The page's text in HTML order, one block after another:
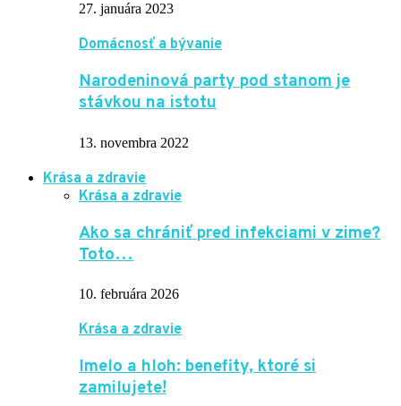
27. januára 2023
Domácnosť a bývanie
Narodeninová party pod stanom je
stávkou na istotu
13. novembra 2022
Krása a zdravie
Krása a zdravie
Ako sa chrániť pred infekciami v zime?
Toto…
10. februára 2026
Krása a zdravie
Imelo a hloh: benefity, ktoré si
zamilujete!